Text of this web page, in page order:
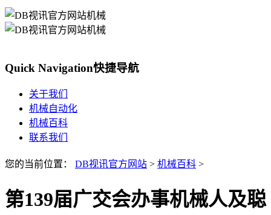
Quick Navigation快捷导航
关于我们
机械自动化
机械百科
联系我们
您的当前位置： DB视讯官方网站 > 机械百科 >
第139届广交会办事机械人及聪